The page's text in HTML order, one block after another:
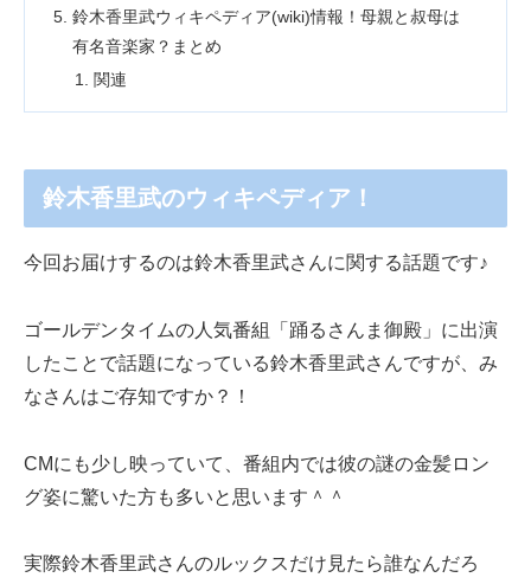
鈴木香里武ウィキペディア(wiki)情報！母親と叔母は
有名音楽家？まとめ
関連
鈴木香里武のウィキペディア！
今回お届けするのは鈴木香里武さんに関する話題です♪
ゴールデンタイムの人気番組「踊るさんま御殿」に出演
したことで話題になっている鈴木香里武さんですが、み
なさんはご存知ですか？！
CMにも少し映っていて、番組内では彼の謎の金髪ロン
グ姿に驚いた方も多いと思います＾＾
実際鈴木香里武さんのルックスだけ見たら誰なんだろ